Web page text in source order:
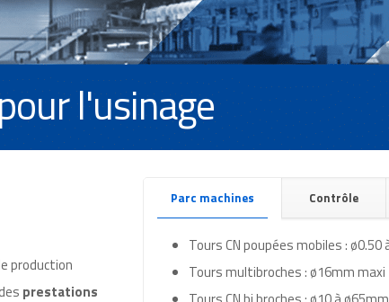
l'usinage
production
prestations
Parc machines Contrôle
Tours CN poupées mobiles : ø0.50
Tours multibroches : ø16mm maxi